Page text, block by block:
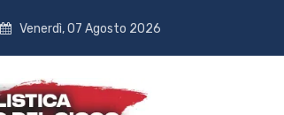
Venerdì, 07 Agosto 2026